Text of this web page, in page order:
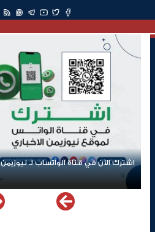
اشترك الآن في قناة الواتساب لـ نيوزيمن